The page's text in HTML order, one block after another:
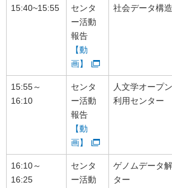
15:40~15:55
センタ
ー活動
報告
【動
画】
社会データ構
15:55～
16:10
センタ
ー活動
報告
【動
画】
人文学オープ
利用センター
16:10～
16:25
センタ
ー活動
ゲノムデータ
ター